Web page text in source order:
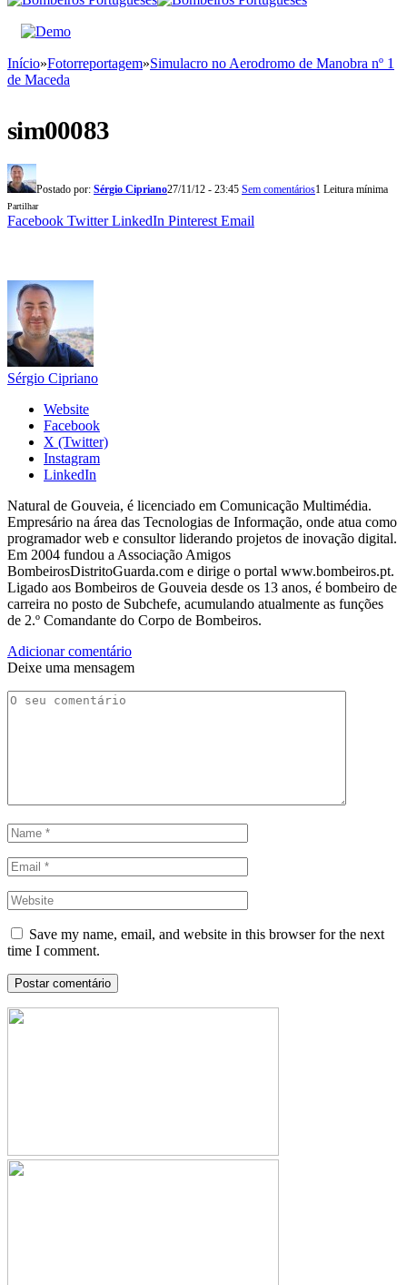
Início»Fotorreportagem»Simulacro no Aerodromo de Manobra nº 1
de Maceda
sim00083
Postado por: Sérgio Cipriano27/11/12 - 23:45 Sem comentários1 Leitura mínima
Partilhar
Facebook Twitter LinkedIn Pinterest Email
Sérgio Cipriano
Website
Facebook
X (Twitter)
Instagram
LinkedIn
Natural de Gouveia, é licenciado em Comunicação Multimédia.
Empresário na área das Tecnologias de Informação, onde atua como
programador web e consultor liderando projetos de inovação digital.
Em 2004 fundou a Associação Amigos
BombeirosDistritoGuarda.com e dirige o portal www.bombeiros.pt.
Ligado aos Bombeiros de Gouveia desde os 13 anos, é bombeiro de
carreira no posto de Subchefe, acumulando atualmente as funções
de 2.º Comandante do Corpo de Bombeiros.
Adicionar comentário
Deixe uma mensagem
Save my name, email, and website in this browser for the next
time I comment.